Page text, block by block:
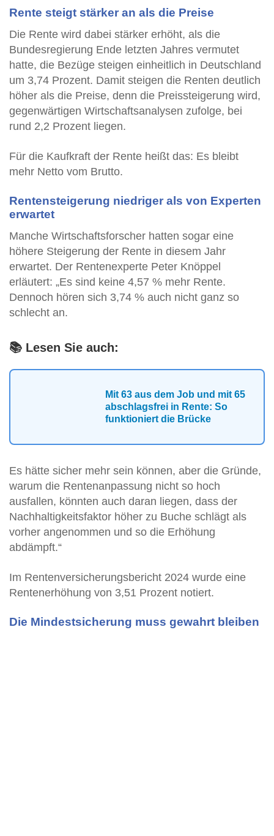
Rente steigt stärker an als die Preise
Die Rente wird dabei stärker erhöht, als die
Bundesregierung Ende letzten Jahres vermutet
hatte, die Bezüge steigen einheitlich in Deutschland
um 3,74 Prozent. Damit steigen die Renten deutlich
höher als die Preise, denn die Preissteigerung wird,
gegenwärtigen Wirtschaftsanalysen zufolge, bei
rund 2,2 Prozent liegen.
Für die Kaufkraft der Rente heißt das: Es bleibt
mehr Netto vom Brutto.
Rentensteigerung niedriger als von Experten
erwartet
Manche Wirtschaftsforscher hatten sogar eine
höhere Steigerung der Rente in diesem Jahr
erwartet. Der Rentenexperte Peter Knöppel
erläutert: „Es sind keine 4,57 % mehr Rente.
Dennoch hören sich 3,74 % auch nicht ganz so
schlecht an.
📚 Lesen Sie auch:
Mit 63 aus dem Job und mit 65
abschlagsfrei in Rente: So
funktioniert die Brücke
Es hätte sicher mehr sein können, aber die Gründe,
warum die Rentenanpassung nicht so hoch
ausfallen, könnten auch daran liegen, dass der
Nachhaltigkeitsfaktor höher zu Buche schlägt als
vorher angenommen und so die Erhöhung
abdämpft.“
Im Rentenversicherungsbericht 2024 wurde eine
Rentenerhöhung von 3,51 Prozent notiert.
Die Mindestsicherung muss gewahrt bleiben